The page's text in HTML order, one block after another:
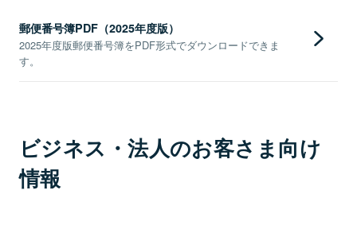
郵便番号簿PDF（2025年度版）
2025年度版郵便番号簿をPDF形式でダウンロードできま
す。
ビジネス・法人のお客さま向け
情報